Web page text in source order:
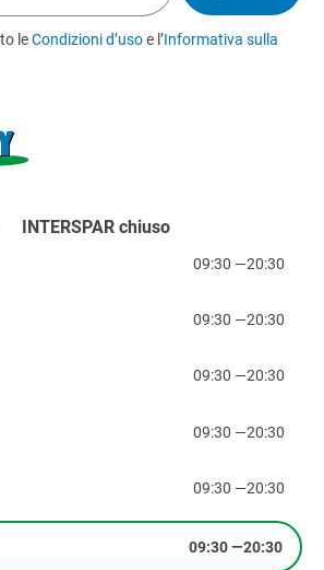
leCondizioni d’usoe l’Informativa sulla
INTERSPAR chiuso
09:30 —20:30
09:30 —20:30
09:30 —20:30
09:30 —20:30
09:30 —20:30
09:30—20:30